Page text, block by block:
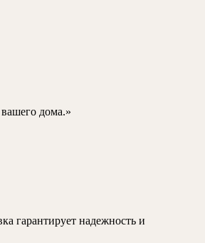
дома.»
гарантирует надежность и